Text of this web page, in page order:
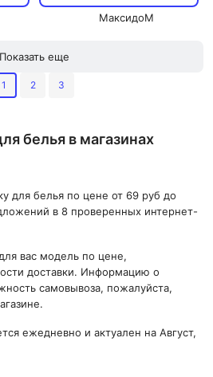
МаксидоМ
Показать еще
1 2 3
белья в магазинах
для белья по цене от 69 руб до
в 8 проверенных интернет-
вас модель по цене,
доставки. Информацию о
самовывоза, пожалуйста,
ежедневно и актуален на Август,